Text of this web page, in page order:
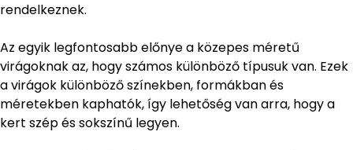
rendelkeznek.
Az egyik legfontosabb előnye a közepes méretű
virágoknak az, hogy számos különböző típusuk van. Ezek
a virágok különböző színekben, formákban és
méretekben kaphatók, így lehetőség van arra, hogy a
kert szép és sokszínű legyen.